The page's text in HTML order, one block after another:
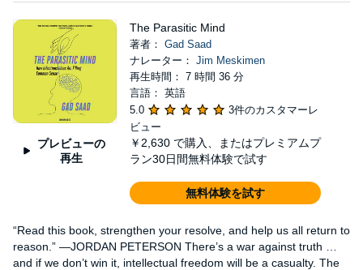
プレビューの
再生
The Parasitic Mind
著者： Gad Saad
ナレーター： Jim Meskimen
再生時間： 7 時間 36 分
言語： 英語
5.0
3件のカスタマーレ
ビュー
￥2,630 で購入、またはプレミアムプ
ラン30日間無料体験で試す
無料体験を試す
“Read this book, strengthen your resolve, and help us all return to
reason.” —JORDAN PETERSON There’s a war against truth …
and if we don’t win it, intellectual freedom will be a casualty. The